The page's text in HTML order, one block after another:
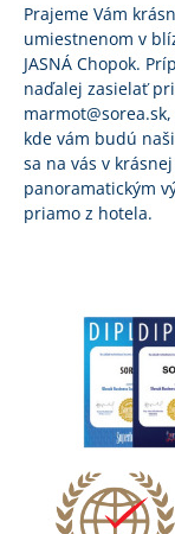
Prajeme Vám
umiestnenom v
JASNÁ Chopok.
naďalej zasielať
kde vám budú
sa na vás v
panoramatickým
priamo z hotela.